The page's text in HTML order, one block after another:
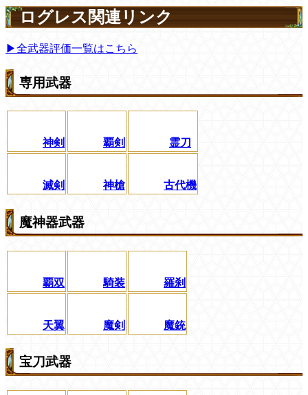
ログレス関連リンク
▶全武器評価一覧はこちら
専用武器
神剣 覇剣 霊刀
滅剣 神槍 古代機
魔神器武器
覇双 騎装 羅刹
天翼 魔剣 魔銃
宝刀武器